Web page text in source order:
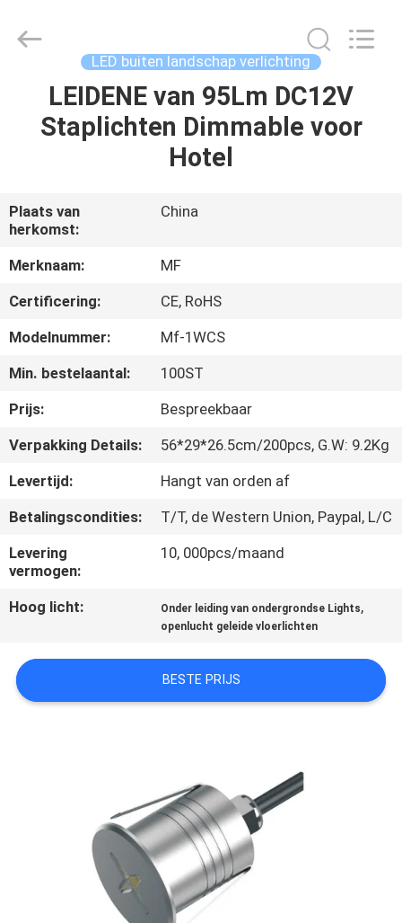
HUIS
VIDEO'S
OVER
ONS
KWALITEITSCONTROLE
CONTACTEER
VERZOEK
OM EEN
CITAAT
SITEMAP
Co.,Ltd..
LED buiten landschap verlichting
LEIDENE van 95Lm DC12V
Staplichten Dimmable voor
Hotel
Plaats van
herkomst:
China
Merknaam:
MF
Certificering:
CE, RoHS
Modelnummer:
Mf-1WCS
Min. bestelaantal:
100ST
Prijs:
Bespreekbaar
Verpakking Details:
56*29*26.5cm/200pcs, G.W: 9.2Kg
Levertijd:
Hangt van orden af
Betalingscondities:
T/T, de Western Union, Paypal, L/C
Levering
vermogen:
10, 000pcs/maand
Hoog licht: Onder leiding van ondergrondse Lights,
openlucht geleide vloerlichten
BESTE PRIJS